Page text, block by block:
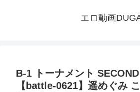
エロ動画
B-1 トーナメント
【battle-0621】遥めぐみ